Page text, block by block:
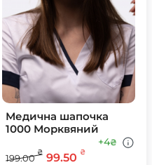
Медична шапочка
1000 Морквяний
199.00
₴ 99.50 ₴
+4₴